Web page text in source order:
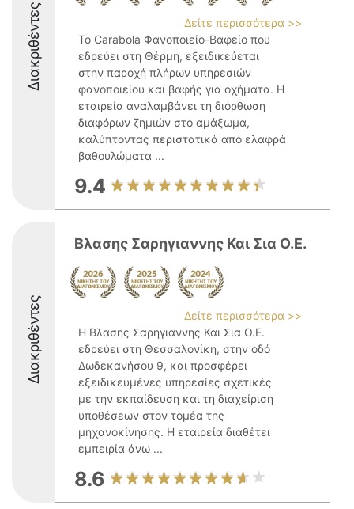
Διακριθέντες
Δείτε περισσότερα >>
Το Carabola Φανοποιείο-Βαφείο που
εδρεύει στη Θέρμη, εξειδικεύεται
στην παροχή πλήρων υπηρεσιών
φανοποιείου και βαφής για οχήματα. Η
εταιρεία αναλαμβάνει τη διόρθωση
διαφόρων ζημιών στο αμάξωμα,
καλύπτοντας περιστατικά από ελαφρά
βαθουλώματα ...
9.4
Διακριθέντες
Βλασης Σαρηγιαννης Και Σια Ο.Ε.
Δείτε περισσότερα >>
Η Βλασης Σαρηγιαννης Και Σια Ο.Ε.
εδρεύει στη Θεσσαλονίκη, στην οδό
Δωδεκανήσου 9, και προσφέρει
εξειδικευμένες υπηρεσίες σχετικές
με την εκπαίδευση και τη διαχείριση
υποθέσεων στον τομέα της
μηχανοκίνησης. Η εταιρεία διαθέτει
εμπειρία άνω ...
8.6